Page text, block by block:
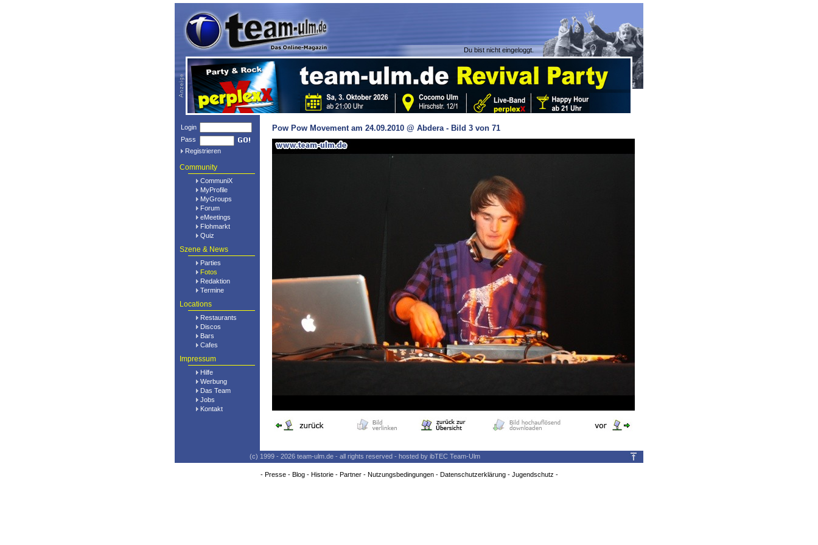
Du bist nicht eingeloggt.
Login
Pass
Registrieren
Community
CommuniX
MyProfile
MyGroups
Forum
eMeetings
Flohmarkt
Quiz
Szene & News
Parties
Fotos
Redaktion
Termine
Locations
Restaurants
Discos
Bars
Cafes
Impressum
Hilfe
Werbung
Das Team
Jobs
Kontakt
Pow Pow Movement am 24.09.2010 @ Abdera - Bild 3 von 71
(c) 1999 - 2026 team-ulm.de - all rights reserved - hosted by ibTEC Team-Ulm
- Presse- Blog- Historie- Partner- Nutzungsbedingungen- Datenschutzerklärung- Jugendschutz -